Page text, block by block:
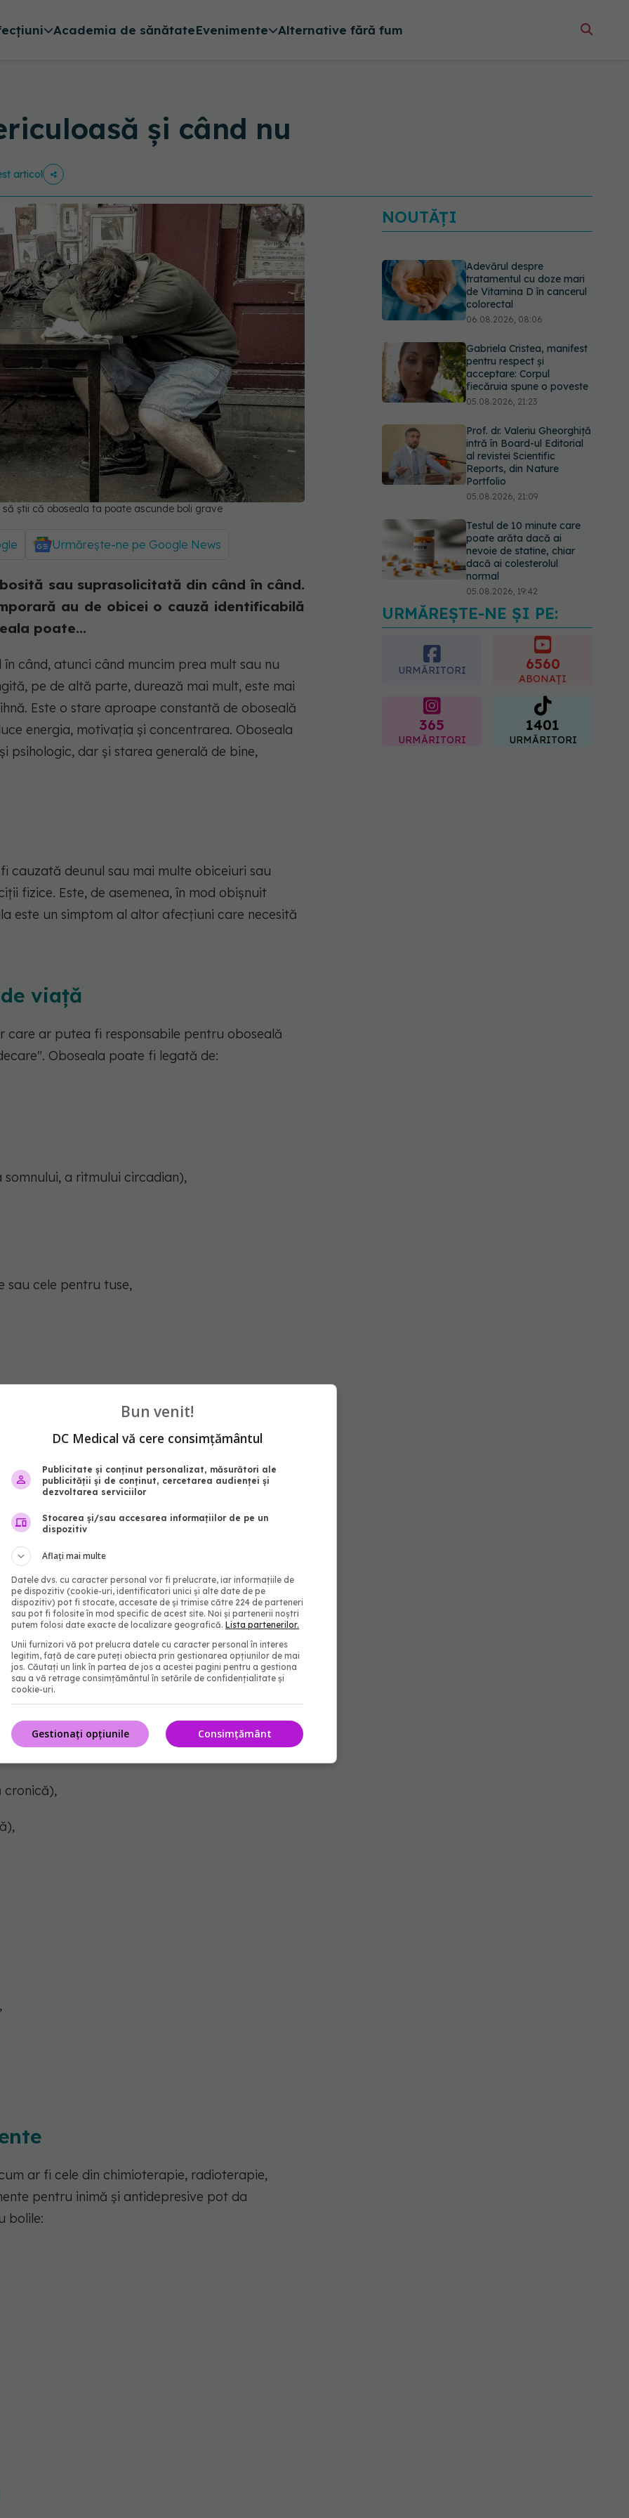
Academia de sănătateEvenimente Alternative fără fum
și când nu
articol
știi că oboseala ta poate ascunde boli grave
Urmărește-ne pe Google News
sau suprasolicitată din când în când.
au de obicei o cauză identificabilă
poate...
când, atunci când muncim prea mult sau nu
pe de altă parte, durează mai mult, este mai
Este o stare aproape constantă de oboseală
energia, motivația și concentrarea. Oboseala
psihologic, dar și starea generală de bine,
cauzată deunul sau mai multe obiceiuri sau
fizice. Este, de asemenea, în mod obișnuit
este un simptom al altor afecțiuni care necesită
viață
care ar putea fi responsabile pentru oboseală
Oboseala poate fi legată de:
a ritmului circadian),
sau cele pentru tuse,
în spatele oboselii
simptom al unei afecțiuni sau efect al
pentru tratarea unor afecțiune, precum:
cronică),
ar fi cele din chimioterapie, radioterapie,
pentru inimă și antidepresive pot da
bolile:
NOUTĂȚI
Adevărul despre
tratamentul cu doze mari
de Vitamina D în cancerul
colorectal
06.08.2026, 08:06
Gabriela Cristea, manifest
pentru respect și
acceptare: Corpul
fiecăruia spune o poveste
05.08.2026, 21:23
Prof. dr. Valeriu Gheorghiță
intră în Board-ul Editorial
al revistei Scientific
Reports, din Nature
Portfolio
05.08.2026, 21:09
Testul de 10 minute care
poate arăta dacă ai
nevoie de statine, chiar
dacă ai colesterolul
normal
05.08.2026, 19:42
Pepenele roșu sau cel
galben: care crește
glicemia mai repede.
Răspunsul unui medic
URMĂREȘTE-NE ȘI PE:
URMĂRITORI 6560
ABONAȚI
365
URMĂRITORI
1401
URMĂRITORI
Bun venit!
DC Medical vă cere consimțământul
Publicitate și conținut personalizat, măsurători ale
publicității și de conținut, cercetarea audienței și
dezvoltarea serviciilor
Stocarea și/sau accesarea informațiilor de pe un
dispozitiv
Aflați mai multe
Datele dvs. cu caracter personal vor fi prelucrate, iar informațiile de
pe dispozitiv (cookie-uri, identificatori unici și alte date de pe
dispozitiv) pot fi stocate, accesate de și trimise către 224 de parteneri
sau pot fi folosite în mod specific de acest site. Noi și partenerii noștri
putem folosi date exacte de localizare geografică. Lista partenerilor.
Unii furnizori vă pot prelucra datele cu caracter personal în interes
legitim, față de care puteți obiecta prin gestionarea opțiunilor de mai
jos. Căutați un link în partea de jos a acestei pagini pentru a gestiona
sau a vă retrage consimțământul în setările de confidențialitate și
cookie-uri.
Consimțământ
Gestionați opțiunile